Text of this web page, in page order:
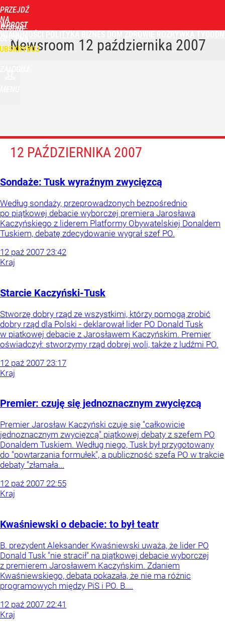
PRZEJDŹ
NA
STRONĘ
GŁÓWNĄ
WPROST
Newsroom 12 października 2007
12 PAŹDZIERNIKA 2007
Sondaże: Tusk wyraźnym zwycięzcą
Według sondaży, przeprowadzonych bezpośrednio
po piątkowej debacie wyborczej premiera Jarosława
Kaczyńskiego z liderem Platformy Obywatelskiej Donaldem
Tuskiem, debatę zdecydowanie wygrał szef PO.
12 paź 2007 23:42
Kraj
Starcie Kaczyński-Tusk
Stworzę dobry rząd ze wszystkimi, którzy pomogą zrobić
dobry rząd dla Polski - deklarował lider PO Donald Tusk
w piatkowej debacie z Jarosławem Kaczyńskim. Premier
oświadczył: stworzymy rząd dobrej woli, także z ludźmi PO.
12 paź 2007 23:17
Kraj
Premier: czuję się jednoznacznym zwycięzcą
Premier Jarosław Kaczyński czuje się "całkowicie
jednoznacznym zwycięzcą" piątkowej debaty z szefem PO
Donaldem Tuskiem. Według niego, Tusk był przygotowany
do "powtarzania formułek", a publiczność szefa PO w trakcie
debaty "złamała...
12 paź 2007 22:55
Kraj
Kwaśniewski o debacie: to był teatr
B. prezydent Aleksander Kwaśniewski uważa, że lider PO
Donald Tusk "nie stracił" na piątkowej debacie wyborczej
z premierem Jarosławem Kaczyńskim. Zdaniem
Kwaśniewskiego, debata pokazała, że nie ma różnic
programowych między PiS i PO. B....
12 paź 2007 22:41
Kraj